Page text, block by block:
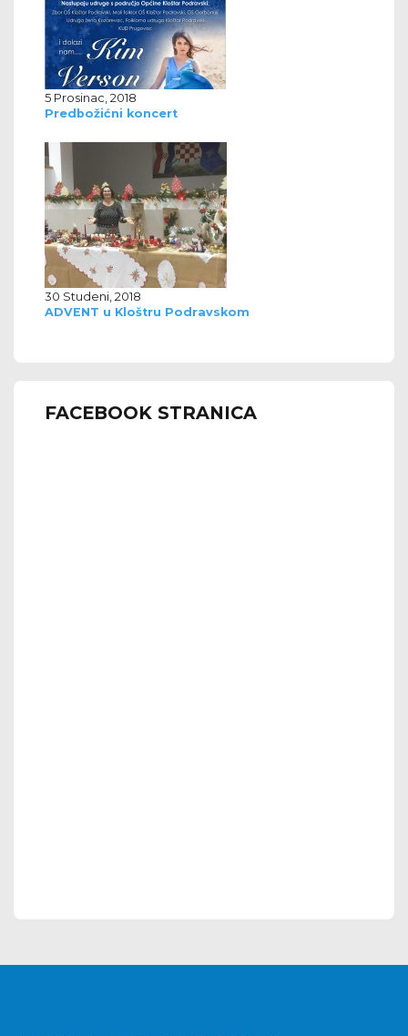
5 Prosinac, 2018
Predbožićni koncert
30 Studeni, 2018
ADVENT u Kloštru Podravskom
FACEBOOK STRANICA